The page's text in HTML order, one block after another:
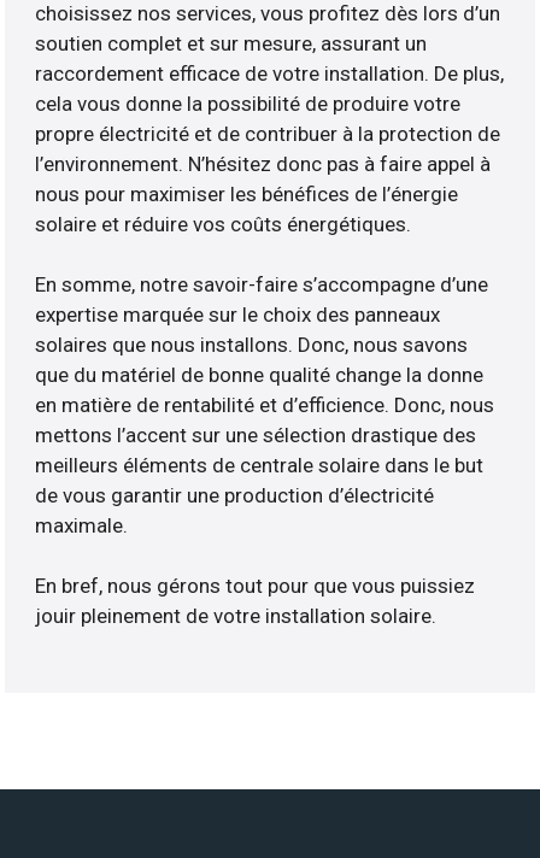
choisissez nos services, vous profitez dès lors d’un
soutien complet et sur mesure, assurant un
raccordement efficace de votre installation. De plus,
cela vous donne la possibilité de produire votre
propre électricité et de contribuer à la protection de
l’environnement. N’hésitez donc pas à faire appel à
nous pour maximiser les bénéfices de l’énergie
solaire et réduire vos coûts énergétiques.
En somme, notre savoir-faire s’accompagne d’une
expertise marquée sur le choix des panneaux
solaires que nous installons. Donc, nous savons
que du matériel de bonne qualité change la donne
en matière de rentabilité et d’efficience. Donc, nous
mettons l’accent sur une sélection drastique des
meilleurs éléments de centrale solaire dans le but
de vous garantir une production d’électricité
maximale.
En bref, nous gérons tout pour que vous puissiez
jouir pleinement de votre installation solaire.